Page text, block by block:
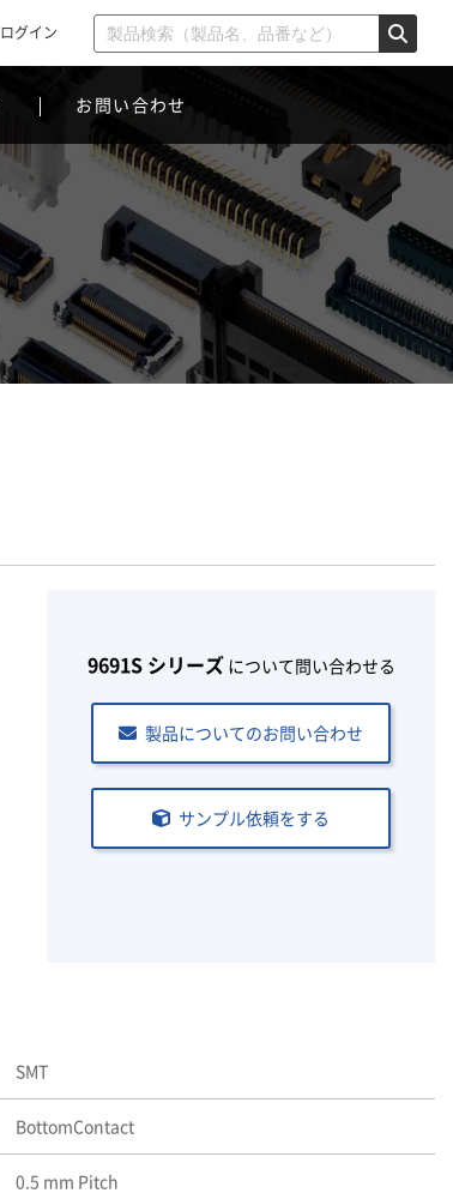
ログイン
お問い合わせ
9691S シリーズについて問い合わせる
製品についてのお問い合わせ
サンプル依頼をする
SMT
BottomContact
0.5 mm Pitch